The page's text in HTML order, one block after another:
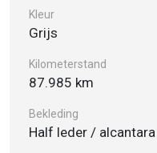
Kleur
Grijs
Kilometerstand
87.985 km
Bekleding
Half leder / alcantara